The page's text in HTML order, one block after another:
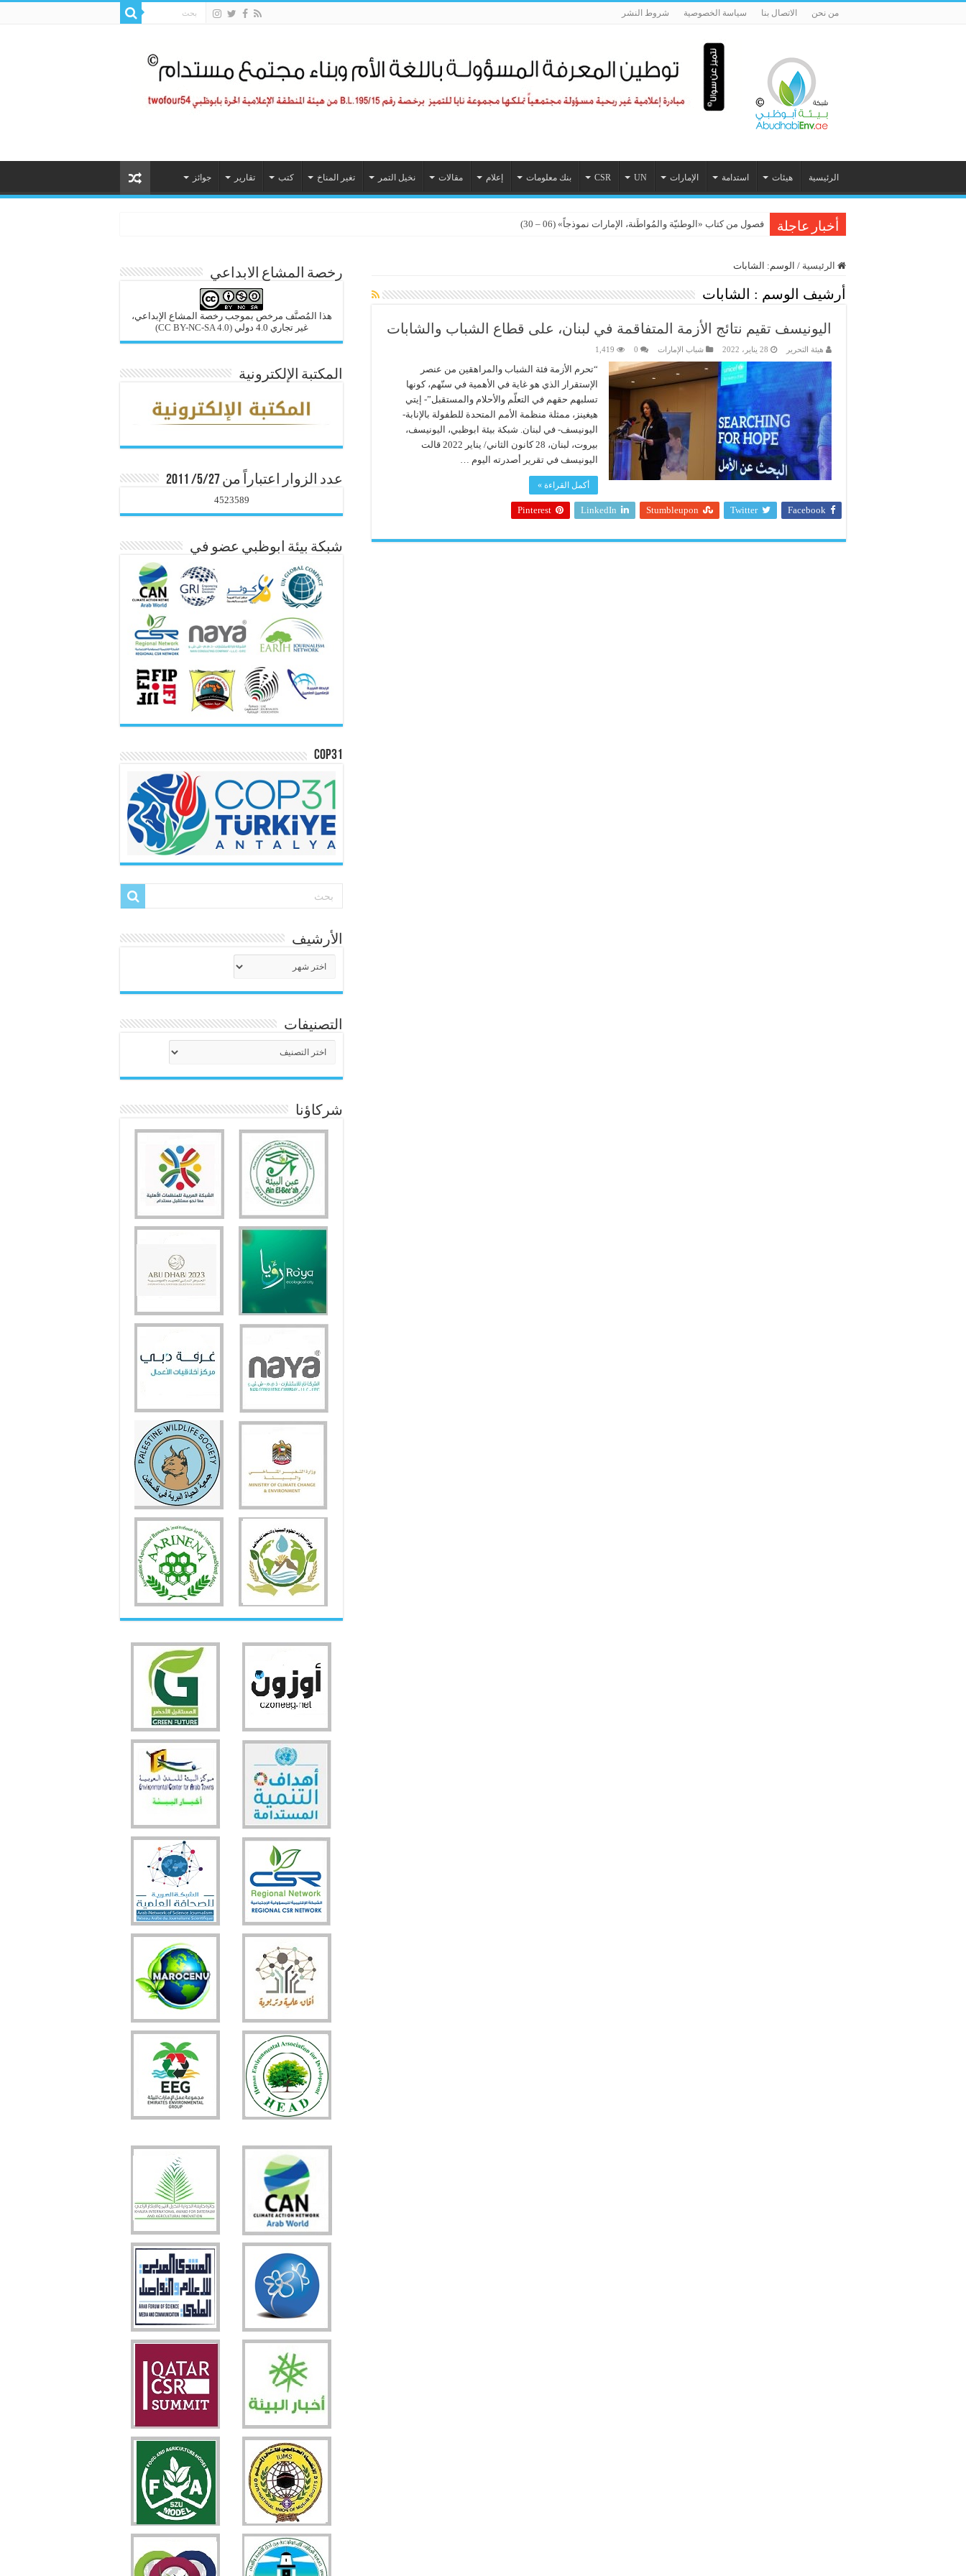
من نحن الاتصال بنا سياسة الخصوصية شروط النشر
الرئيسية هيئات استدامة الإمارات UN
CSR بنك معلومات إعلام مقالات نخيل التمر تغير المناخ كتب تقارير جوائز
أخبار عاجلة فصول من كتاب «الوطنيّة والمُواطَنة، الإمارات نموذجاً» (06 – 30)
الرئيسية / الوسم: الشابات
أرشيف الوسم : الشابات
اليونيسف تقيم نتائج الأزمة المتفاقمة في لبنان، على قطاع الشباب والشابات
هيئة التحرير 28 يناير، 2022 شباب الإمارات 0
1,419
“تحرم الأزمة فئة الشباب والمراهقين من عنصر
الإستقرار الذي هو غاية في الأهمية في سنّهم، كونها
تسلبهم حقهم في التعلّم والأحلام والمستقبل”- إيتي
هيغينز، ممثلة منظمة الأمم المتحدة للطفولة بالإنابة-
اليونيسف- في لبنان. شبكة بيئة ابوظبي، اليونيسف،
بيروت، لبنان، 28 كانون الثاني/ يناير 2022 قالت
اليونيسف في تقرير أصدرته اليوم …
أكمل القراءة »
Facebook
Twitter
Stumbleupon
LinkedIn
Pinterest
رخصة المشاع الابداعي
هذا المُصنَّف مرخص بموجب رخصة المشاع الإبداعي،
غير تجاري 4.0 دولي
(CC BY-NC-SA 4.0)
المكتبة الإلكترونية
عدد الزوار اعتباراً من 5/27/ 2011
4523589
شبكة بيئة ابوظبي عضو في
COP31
الأرشيف
التصنيفات
شركاؤنا